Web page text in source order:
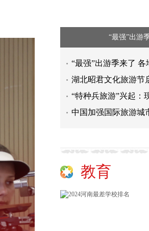
“最强”出游
“最强”出游季来了 各
湖北昭君文化旅游节
“特种兵旅游”兴起：
中国加强国际旅游城
教育